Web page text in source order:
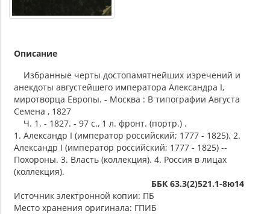
Описание
Избранные черты достопамятнейших изречений и
анекдоты августейшего императора Александра I,
миротворца Европы. - Москва : В типографии Августа
Семена , 1827
Ч. 1. - 1827. - 97 с., 1 л. фронт. (портр.) .
1. Александр I (император российский; 1777 - 1825). 2.
Александр I (император российский; 1777 - 1825) --
Похороны. 3. Власть (коллекция). 4. Россия в лицах
(коллекция).
ББК 63.3(2)521.1-8ю14
Источник электронной копии: ПБ
Место хранения оригинала: ГПИБ